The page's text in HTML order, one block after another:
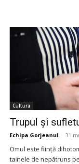
Cultura
Trupul și
Echipa Gorjeanul - 31
Omul este ființă
tainele de nepătruns